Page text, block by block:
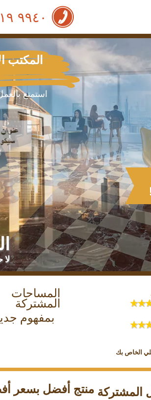
٩٩٤٠ ٣١٩ ٠٤
المكتب
استمتع
لا
المساحات
المشتركة
بمفهوم
الخاص بك
المشتركة منتج أفضل بسعر